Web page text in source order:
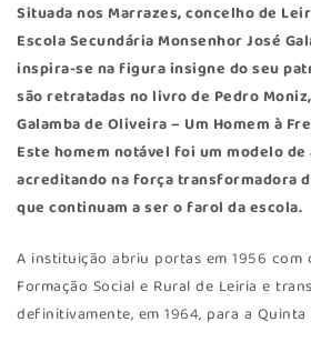
Situada nos Marrazes, concelho de
Escola Secundária Monsenhor José
inspira-se na figura insigne do seu
são retratadas no livro de Pedro
Galamba de Oliveira – Um Homem à
Este homem notável foi um modelo de
acreditando na força transformadora
que continuam a ser o farol da escola.
A instituição abriu portas em 1956 com
Formação Social e Rural de Leiria e
definitivamente, em 1964, para a